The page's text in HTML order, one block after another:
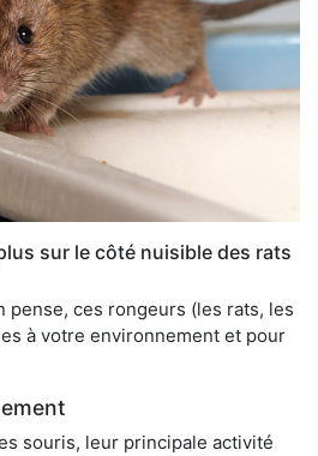
sur le côté nuisible des rats
pense, ces rongeurs (les rats, les
à votre environnement et pour
souris, leur principale activité